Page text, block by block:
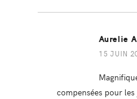
Aurelie
15 JUIN
compensées pour